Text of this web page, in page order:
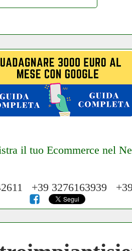
il tuo Ecommerce nel
per Lavoro nel
+39 3276163939